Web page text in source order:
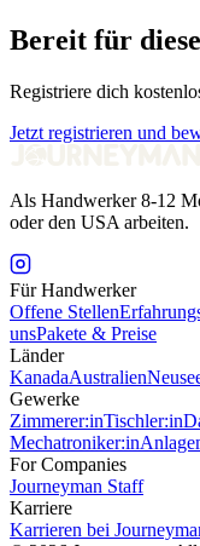
Bereit für
Registriere dich
Jetzt registrieren und
Als Handwerker 8-12
oder den USA arbeiten.
Für Handwerker
Offene Stellen
unsPakete & Preise
Länder
KanadaAustralien
Gewerke
Zimmerer:inTischler:in
Mechatroniker:in
For Companies
Journeyman Staff
Karriere
Karrieren bei